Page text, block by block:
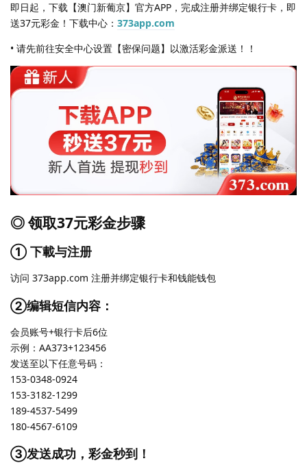
即日起，下载【澳门新葡京】官方APP，完成注册并绑定银行卡，即
送37元彩金！下载中心： 373app.com
• 请先前往安全中心设置【密保问题】以激活彩金派送！！
◎ 领取37元彩金步骤
① 下載与注册
访问 373app.com 注册并绑定银行卡和钱能钱包
②编辑短信内容：
会员账号+银行卡后6位
示例：AA373+123456
发送至以下任意号码：
153-0348-0924
153-3182-1299
189-4537-5499
180-4567-6109
③发送成功，彩金秒到！